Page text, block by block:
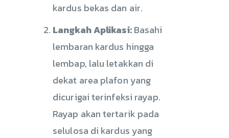
kardus bekas dan air.
Langkah Aplikasi:Basahi
lembaran kardus hingga
lembap, lalu letakkan di
dekat area plafon yang
dicurigai terinfeksi rayap.
Rayap akan tertarik pada
selulosa di kardus yang